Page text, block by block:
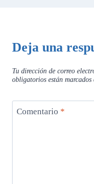
Deja una
Tu dirección de correo
obligatorios están marcados
Comentario *